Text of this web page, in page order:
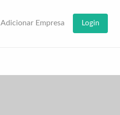
Adicionar Empresa Login